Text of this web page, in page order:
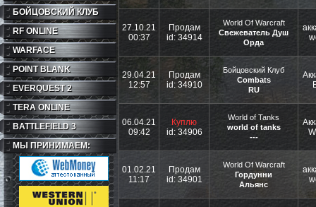
БОЙЦОВСКИЙ КЛУБ
RF ONLINE
WARFACE
POINT BLANK
EVERQUEST 2
TERA ONLINE
BATTLEFIELD 3
МЫ ПРИНИМАЕМ:
27.10.21
00:37
Продам
id: 34914
World Of Warcraft
Свежеватель Душ
Орда
29.04.21
12:57
Продам
id: 34910
Бойцовский Клуб
Combats
RU
06.04.21
09:42
Куплю
id: 34906
World of Tanks
world of tanks
---
01.02.21
11:17
Продам
id: 34901
World Of Warcraft
Гордунни
Альянс